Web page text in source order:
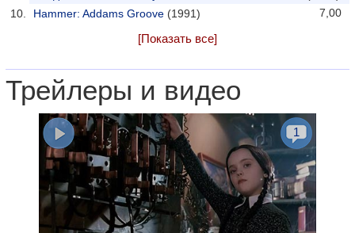
7,00
Hammer: Addams Groove (1991)
[Показать все]
Трейлеры и видео
1